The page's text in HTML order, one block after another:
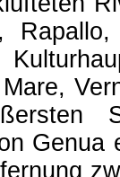
Genua